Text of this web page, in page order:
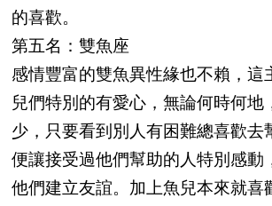
的喜歡。
第五名：雙魚座
感情豐富的雙魚異性緣也不賴，這
兒們特別的有愛心，無論何時何地
少，只要看到別人有困難總喜歡去
便讓接受過他們幫助的人特別感動
他們建立友誼。加上魚兒本來就喜